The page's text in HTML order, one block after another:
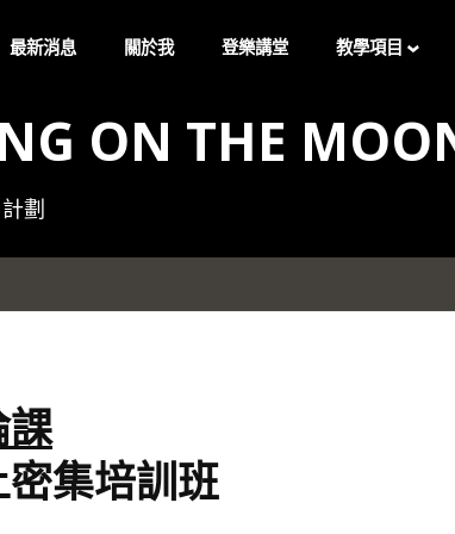
最新消息 關於我 登樂講堂 教學項目
小提琴 / 中提琴
2025新年提琴
ON THE
劃
課
集培訓班